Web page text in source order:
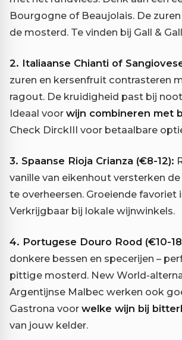
Bourgogne of Beaujolais. De
de mosterd. Te vinden bij Gall &
2. Italiaanse Chianti of
zuren en kersenfruit contrasteren
ragout. De kruidigheid past bij
Ideaal voor wijn combineren met
Check DirckIII voor betaalbare
3. Spaanse Rioja Crianza (€8-12):
vanille van eikenhout versterken
te overheersen. Groeiende favoriet
Verkrijgbaar bij lokale wijnwinkels.
4. Portugese Douro Rood (€10-
donkere bessen en specerijen –
pittige mosterd. New World-
Argentijnse Malbec werken ook
Gastrona voor welke wijn bij
van jouw kelder.